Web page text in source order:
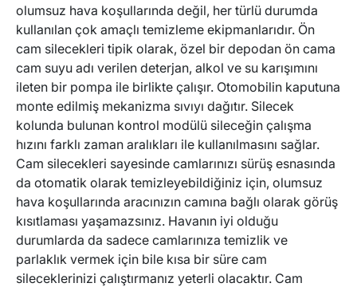
FORD AUSTRALIA HUMMER
METROCAB MINI
INFINITI TOFAS
UAZ UMM
PUCH LAND ROVER
olumsuz hava koşullarında değil, her türlü durumda
kullanılan çok amaçlı temizleme ekipmanlarıdır. Ön
cam silecekleri tipik olarak, özel bir depodan ön cama
cam suyu adı verilen deterjan, alkol ve su karışımını
ileten bir pompa ile birlikte çalışır. Otomobilin kaputuna
monte edilmiş mekanizma sıvıyı dağıtır. Silecek
kolunda bulunan kontrol modülü sileceğin çalışma
hızını farklı zaman aralıkları ile kullanılmasını sağlar.
Cam silecekleri sayesinde camlarınızı sürüş esnasında
da otomatik olarak temizleyebildiğiniz için, olumsuz
hava koşullarında aracınızın camına bağlı olarak görüş
kısıtlaması yaşamazsınız. Havanın iyi olduğu
durumlarda da sadece camlarınıza temizlik ve
parlaklık vermek için bile kısa bir süre cam
sileceklerinizi çalıştırmanız yeterli olacaktır. Cam